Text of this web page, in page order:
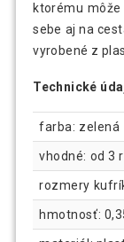
ktorému
sebe aj na
vyrobené z
Technické
farba: zelená
vhodné: od 3
rozmery
hmotnosť: